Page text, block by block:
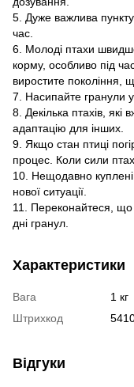
5. Дуже важлива
час.
6. Молоді птахи
корму, особливо під
виростите покоління,
7. Насипайте гранули у
8. Декілька птахів,
адаптацію для інших.
9. Якщо стан птиці
процес. Коли сили
10. Нещодавно куплені
нової ситуації.
11. Переконайтеся, що
дні гранул.
Характеристики
Вага
1 кг
Штрихкод
Відгуки